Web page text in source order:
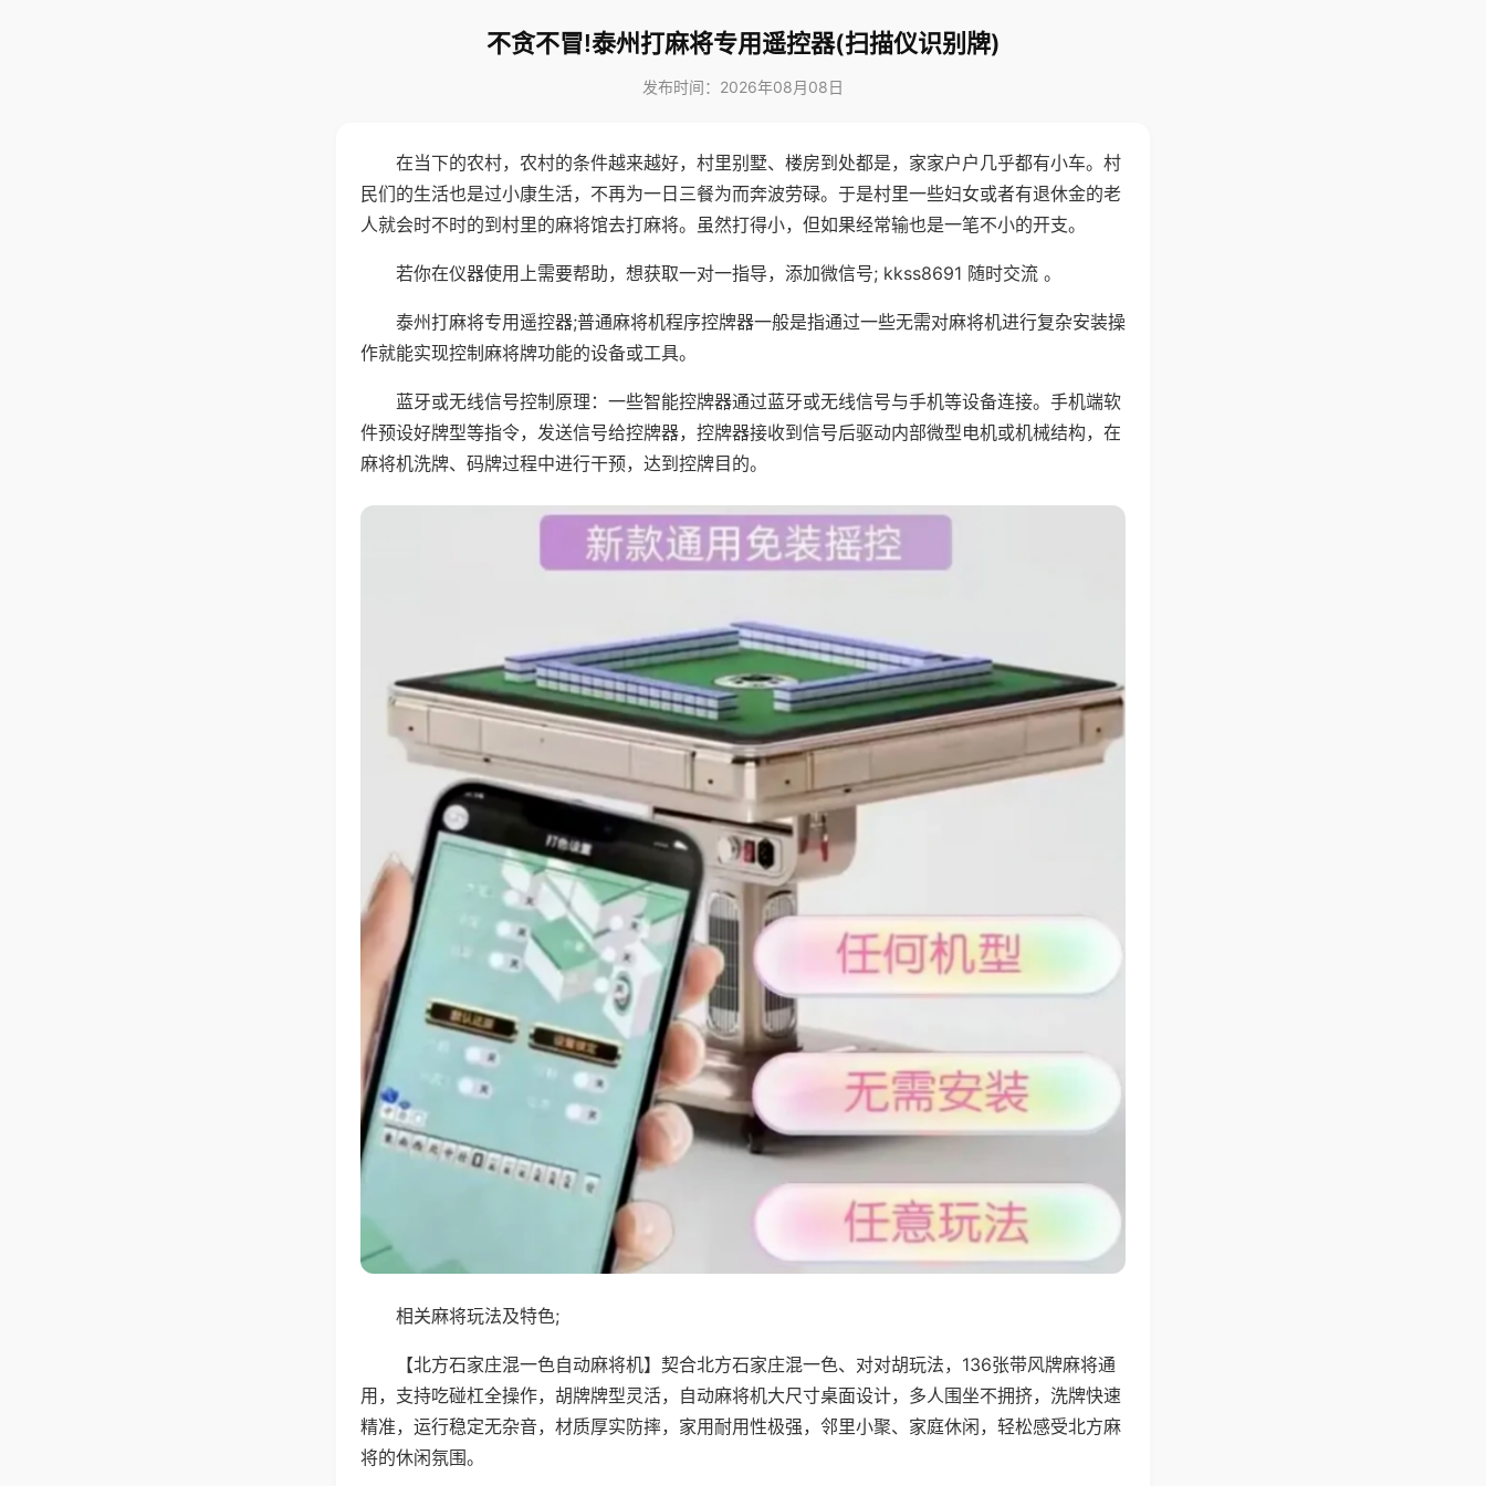
不贪不冒!泰州打麻将专用遥控器(扫描仪识别牌)
发布时间：2026年08月08日
在当下的农村，农村的条件越来越好，村里别墅、楼房到处都是，家家户户几乎都有小车。村
民们的生活也是过小康生活，不再为一日三餐为而奔波劳碌。于是村里一些妇女或者有退休金的老
人就会时不时的到村里的麻将馆去打麻将。虽然打得小，但如果经常输也是一笔不小的开支。
若你在仪器使用上需要帮助，想获取一对一指导，添加微信号; kkss8691 随时交流 。
泰州打麻将专用遥控器;普通麻将机程序控牌器一般是指通过一些无需对麻将机进行复杂安装操
作就能实现控制麻将牌功能的设备或工具。
蓝牙或无线信号控制原理：一些智能控牌器通过蓝牙或无线信号与手机等设备连接。手机端软
件预设好牌型等指令，发送信号给控牌器，控牌器接收到信号后驱动内部微型电机或机械结构，在
麻将机洗牌、码牌过程中进行干预，达到控牌目的。
相关麻将玩法及特色;
【北方石家庄混一色自动麻将机】契合北方石家庄混一色、对对胡玩法，136张带风牌麻将通
用，支持吃碰杠全操作，胡牌牌型灵活，自动麻将机大尺寸桌面设计，多人围坐不拥挤，洗牌快速
精准，运行稳定无杂音，材质厚实防摔，家用耐用性极强，邻里小聚、家庭休闲，轻松感受北方麻
将的休闲氛围。